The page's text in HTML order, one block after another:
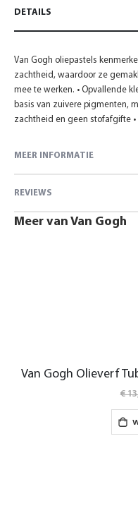
DETAILS
Van Gogh oliepastels
zachtheid, waardoor ze
mee te werken. • Opvallende
basis van zuivere pigmenten,
zachtheid en geen stofafgifte
MEER INFORMATIE
REVIEWS
Meer van Van Gogh
Van Gogh Olieverf
€